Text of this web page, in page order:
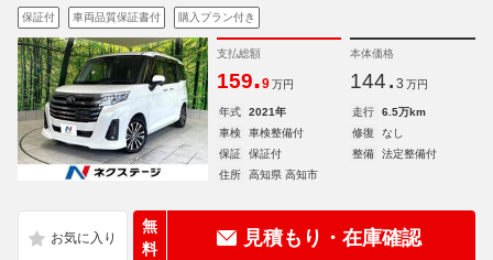
保証付 車両品質保証書付 購入プラン付き
支払総額
159.9 万円
本体価格
144. 3 万円
年式 2021年 走行
6.5万km
車検
車検整備付 修復
なし
保証
保証付 整備
法定整備付
住所
高知県 高知市
無
料
見積もり・在庫確認